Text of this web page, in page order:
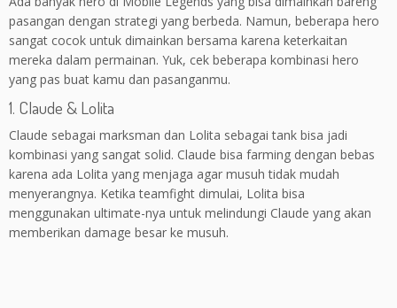
pasangan dengan strategi yang berbeda. Namun, beberapa hero
sangat cocok untuk dimainkan bersama karena keterkaitan
mereka dalam permainan. Yuk, cek beberapa kombinasi hero
yang pas buat kamu dan pasanganmu.
1. Claude & Lolita
Claude sebagai marksman dan Lolita sebagai tank bisa jadi
kombinasi yang sangat solid. Claude bisa farming dengan bebas
karena ada Lolita yang menjaga agar musuh tidak mudah
menyerangnya. Ketika teamfight dimulai, Lolita bisa
menggunakan ultimate-nya untuk melindungi Claude yang akan
memberikan damage besar ke musuh.